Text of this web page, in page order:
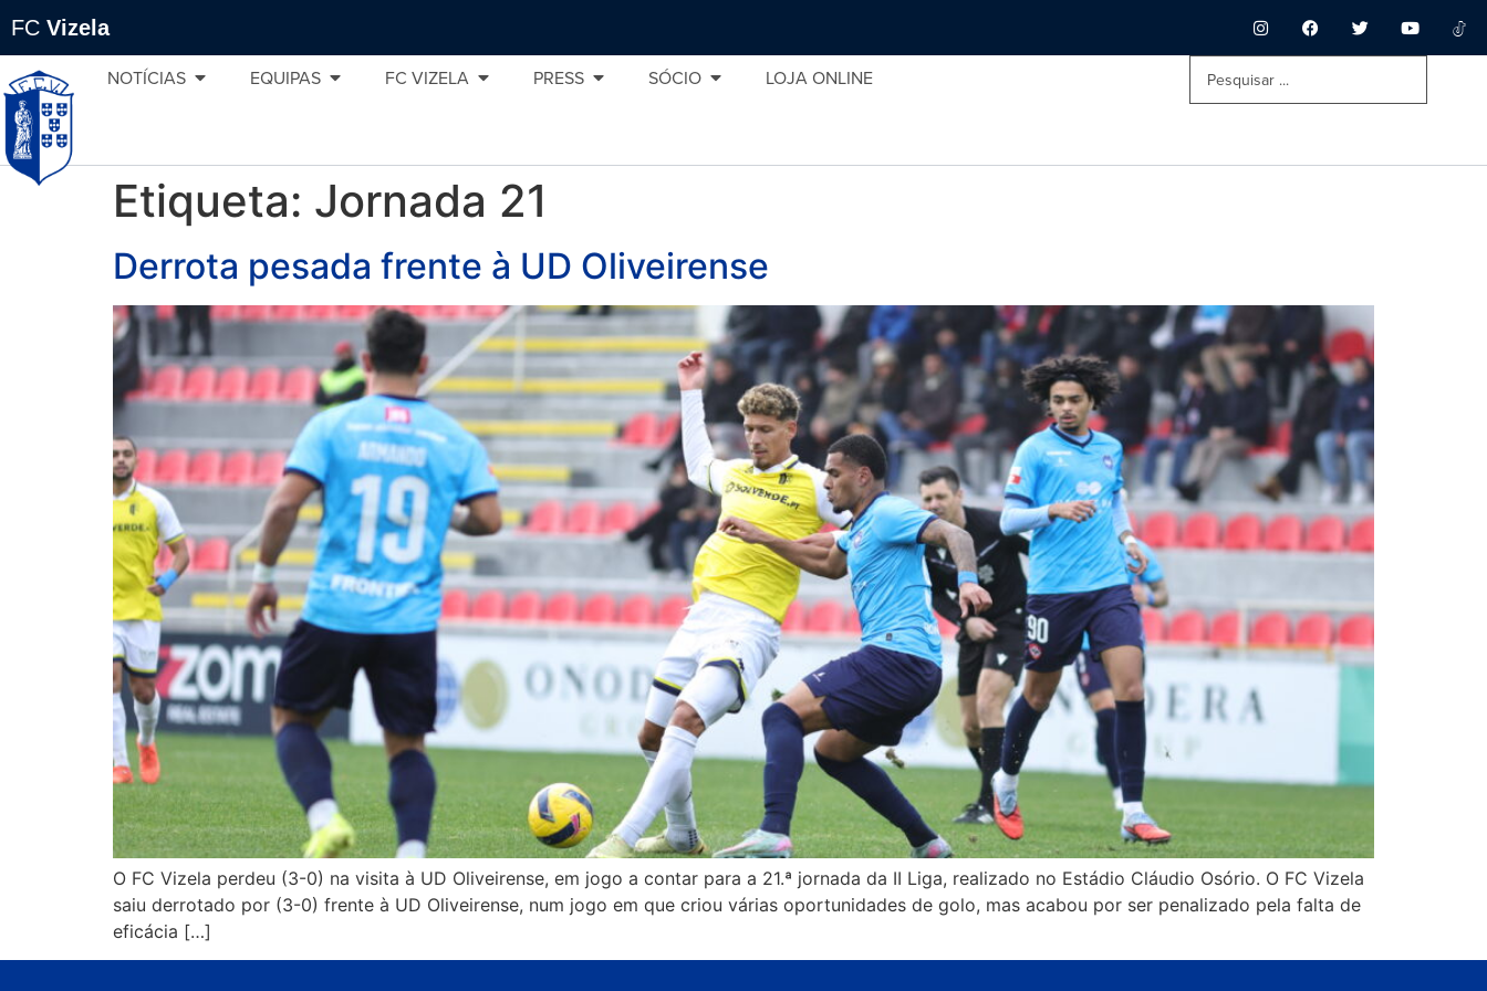
FC Vizela
NOTÍCIAS EQUIPAS FC VIZELA PRESS SÓCIO LOJA ONLINE
Etiqueta: Jornada 21
Derrota pesada frente à UD Oliveirense
O FC Vizela perdeu (3-0) na visita à UD Oliveirense, em jogo a contar para a 21.ª jornada da II Liga, realizado no Estádio Cláudio Osório. O FC Vizela
saiu derrotado por (3-0) frente à UD Oliveirense, num jogo em que criou várias oportunidades de golo, mas acabou por ser penalizado pela falta de
eficácia […]